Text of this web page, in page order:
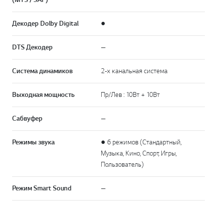
Декодер Dolby Digital ●
DTS Декодер —
Система динамиков 2-х канальная система
Выходная мощность Пр/Лев : 10Вт + 10Вт
Сабвуфер —
Режимы звука
● 6 режимов (Стандартный,
Музыка, Кино, Спорт, Игры,
Пользователь)
Режим Smart Sound —